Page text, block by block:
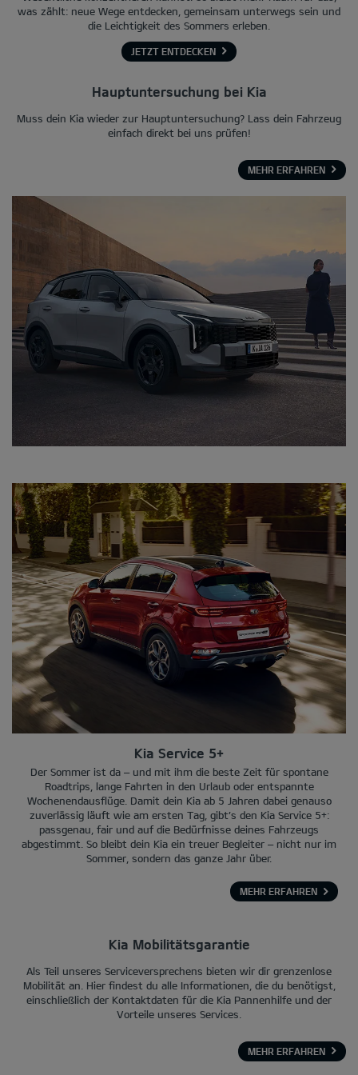
was zählt: neue Wege entdecken, gemeinsam unterwegs sein und
die Leichtigkeit des Sommers erleben.
JETZT ENTDECKEN
Hauptuntersuchung bei Kia
Muss dein Kia wieder zur Hauptuntersuchung? Lass dein Fahrzeug
einfach direkt bei uns prüfen!
MEHR ERFAHREN
Kia Service 5+
Der Sommer ist da – und mit ihm die beste Zeit für spontane
Roadtrips, lange Fahrten in den Urlaub oder entspannte
Wochenendausflüge. Damit dein Kia ab 5 Jahren dabei genauso
zuverlässig läuft wie am ersten Tag, gibt’s den Kia Service 5+:
passgenau, fair und auf die Bedürfnisse deines Fahrzeugs
abgestimmt. So bleibt dein Kia ein treuer Begleiter – nicht nur im
Sommer, sondern das ganze Jahr über.
MEHR ERFAHREN
Kia Mobilitätsgarantie
Als Teil unseres Serviceversprechens bieten wir dir grenzenlose
Mobilität an. Hier findest du alle Informationen, die du benötigst,
einschließlich der Kontaktdaten für die Kia Pannenhilfe und der
Vorteile unseres Services.
MEHR ERFAHREN